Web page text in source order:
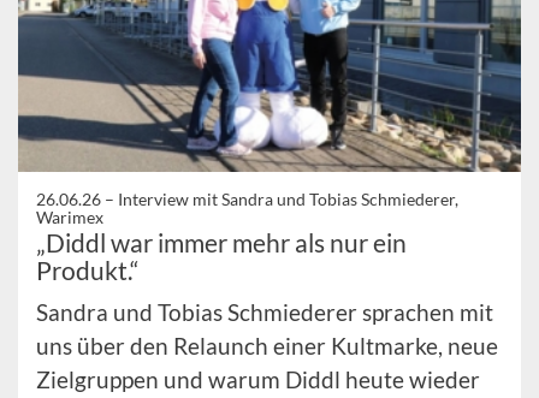
26.06.26 – Interview mit Sandra und Tobias Schmiederer,
Warimex
„Diddl war immer mehr als nur ein
Produkt.“
Sandra und Tobias Schmiederer sprachen mit
uns über den Relaunch einer Kultmarke, neue
Zielgruppen und warum Diddl heute wieder